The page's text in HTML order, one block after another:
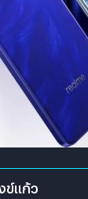
ข์แก้ว